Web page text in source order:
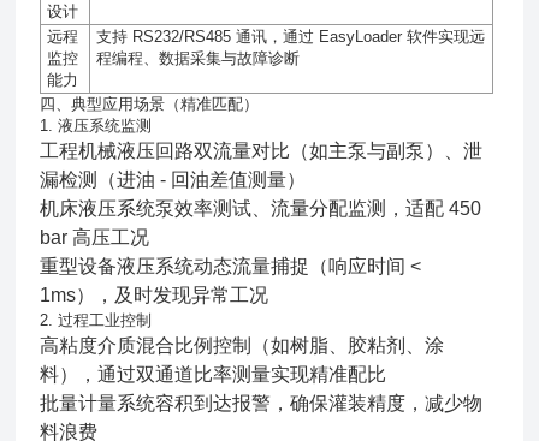
设计
远程
监控
能力
支持 RS232/RS485通讯，通过 EasyLoader软件实现远
程编程、数据采集与故障诊断
四、典型应用场景（精准匹配）
1. 液压系统监测
工程机械液压回路双流量对比（如主泵与副泵）、泄
漏检测（进油 - 回油差值测量）
机床液压系统泵效率测试、流量分配监测，适配 450
bar 高压工况
重型设备液压系统动态流量捕捉（响应时间 <
1ms），及时发现异常工况
2. 过程工业控制
高粘度介质混合比例控制（如树脂、胶粘剂、涂
料），通过双通道比率测量实现精准配比
批量计量系统容积到达报警，确保灌装精度，减少物
料浪费